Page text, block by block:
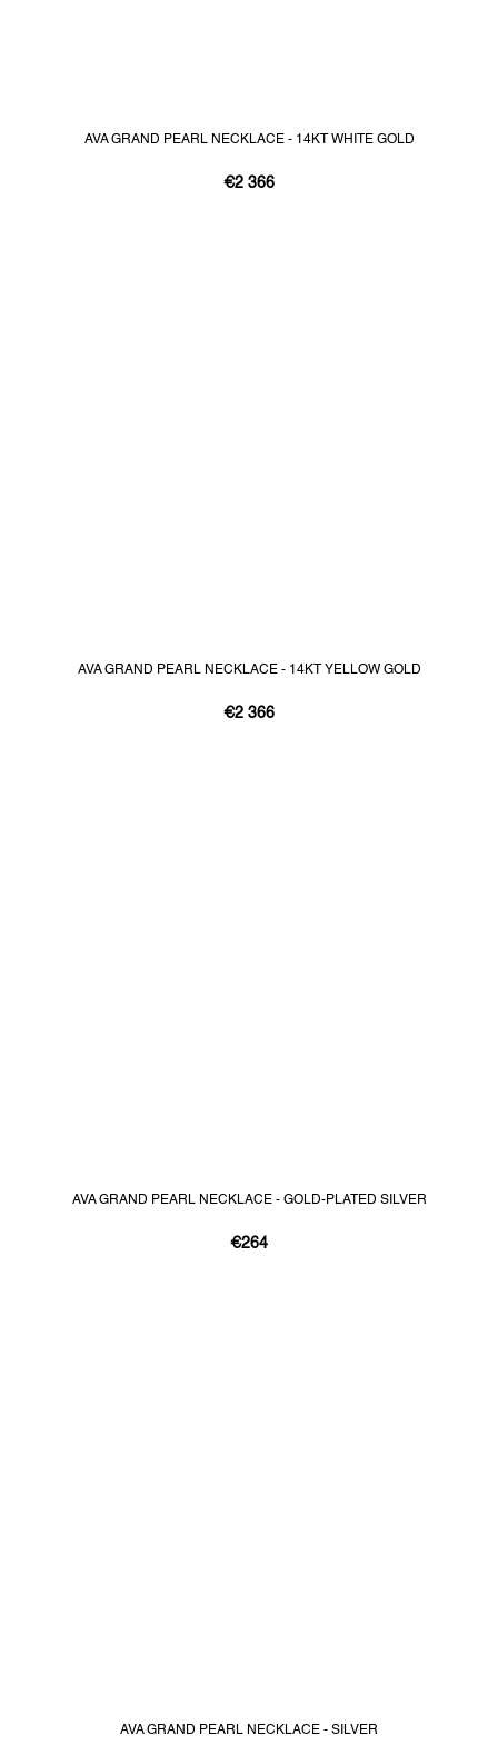
AVA GRAND PEARL NECKLACE - 14KT WHITE GOLD
€2 366
AVA GRAND PEARL NECKLACE - 14KT YELLOW GOLD
€2 366
AVA GRAND PEARL NECKLACE - GOLD-PLATED SILVER
€264
AVA GRAND PEARL NECKLACE - SILVER